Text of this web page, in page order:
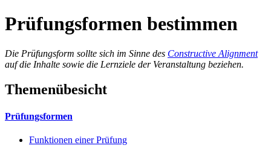
Prüfungsformen bestimmen
Die Prüfungsform sollte sich im Sinne des Constructive Alignment
auf die Inhalte sowie die Lernziele der Veranstaltung beziehen.
Themenübesicht
Prüfungsformen
Funktionen einer Prüfung